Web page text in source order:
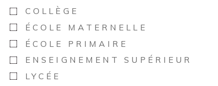
COLLÈGE
ÉCOLE MATERNELLE
ÉCOLE PRIMAIRE
ENSEIGNEMENT SUPÉRIEUR
LYCÉE